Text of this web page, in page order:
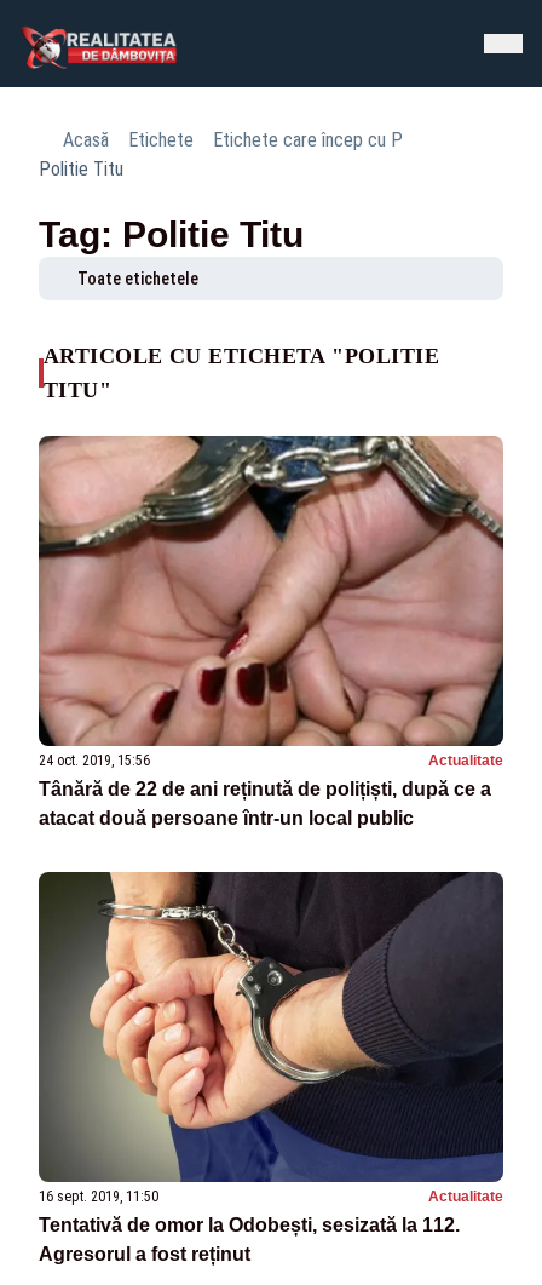
Acasă Etichete
Etichete care încep cu P
Politie Titu
Tag: Politie Titu
Toate etichetele
ARTICOLE CU ETICHETA "POLITIE
TITU"
24 oct. 2019, 15:56 Actualitate
Tânără de 22 de ani reținută de polițiști, după ce a
atacat două persoane într-un local public
16 sept. 2019, 11:50 Actualitate
Tentativă de omor la Odobești, sesizată la 112.
Agresorul a fost reținut